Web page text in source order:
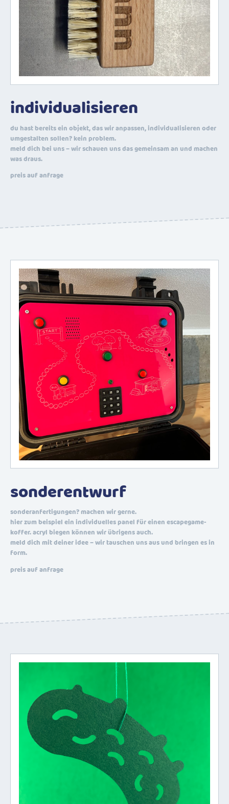
individualisieren
du hast bereits ein objekt, das wir anpassen, individualisieren oder
umgestalten sollen? kein problem.
meld dich bei uns – wir schauen uns das gemeinsam an und machen
was draus.
preis auf anfrage
sonderentwurf
sonderanfertigungen? machen wir gerne.
hier zum beispiel ein individuelles panel für einen escapegame-
koffer. acryl biegen können wir übrigens auch.
meld dich mit deiner idee – wir tauschen uns aus und bringen es in
form.
preis auf anfrage